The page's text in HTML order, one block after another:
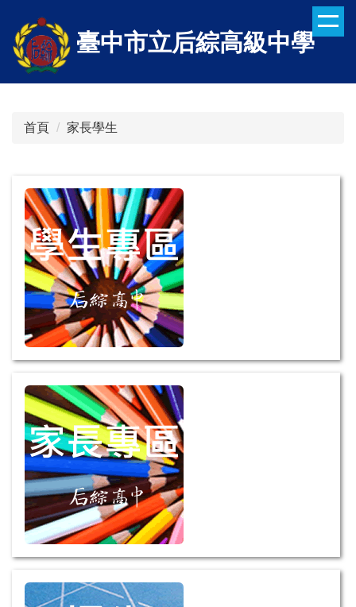
到
主
臺中市立后綜高級中學
首頁 家長學生